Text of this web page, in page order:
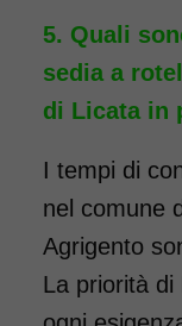
55 cm,
portata
con
Quali
sedia a
di Licata in
I tempi di
nel comune
Agrigento
La priorità di